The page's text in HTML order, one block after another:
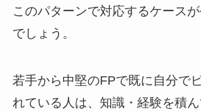
このパターンで対応するケース
でしょう。
若手から中堅のFPで既に自分で
れている人は、知識・経験を積